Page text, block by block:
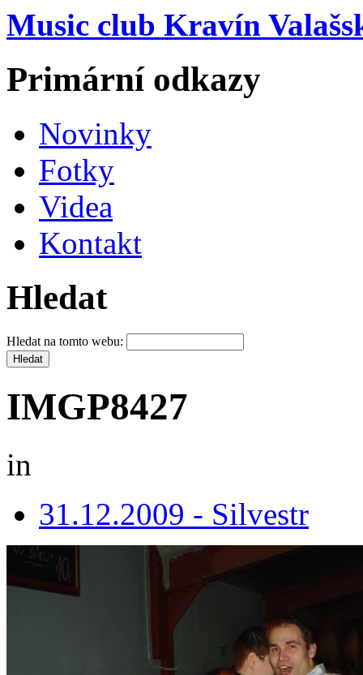
Music club Kravín
Primární odkazy
Novinky
Fotky
Videa
Kontakt
Hledat
Hledat na tomto webu:
IMGP8427
in
31.12.2009 - Silvestr